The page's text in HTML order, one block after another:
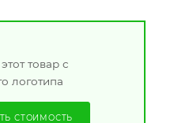
товар с
логотипа
СТОИМОСТЬ